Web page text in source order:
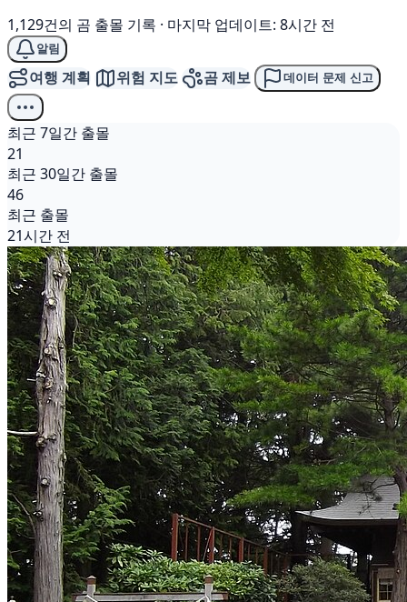
1,129건의 곰 출몰 기록 · 마지막 업데이트: 8시간 전
알림
여행 계획 위험 지도 곰 제보 데이터 문제 신고
최근 7일간 출몰
21
최근 30일간 출몰
46
최근 출몰
21시간 전